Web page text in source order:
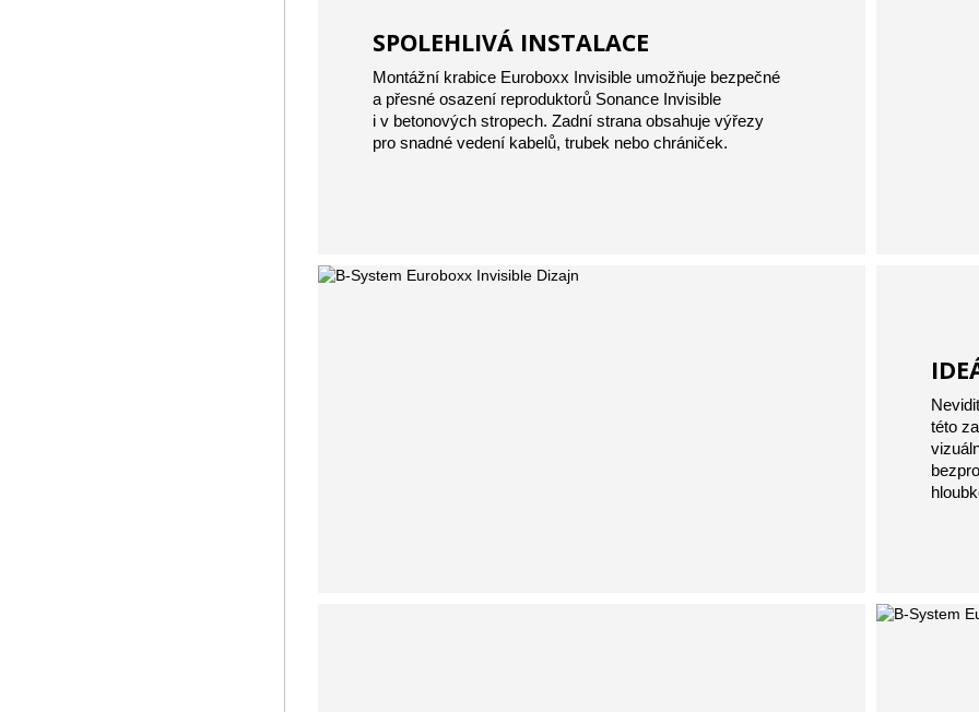
SPOLEHLIVÁ INSTALACE
Montážní krabice Euroboxx Invisible umožňuje bezpečné
a přesné osazení reproduktorů Sonance Invisible
i v betonových stropech. Zadní strana obsahuje výřezy
pro snadné vedení kabelů, trubek nebo chrániček.
této